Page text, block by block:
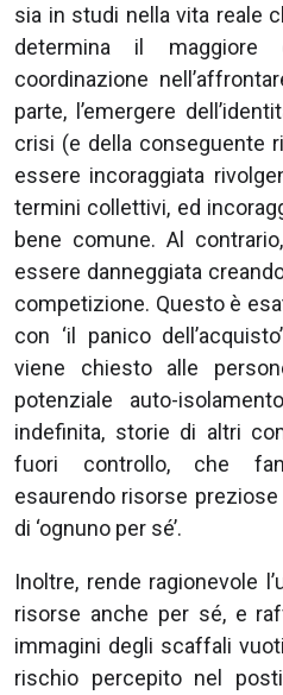
sia in studi nella vita reale
determina il
coordinazione
parte, l’emergere
crisi (e della conseguente
essere incoraggiata
termini collettivi, ed
bene comune. Al
essere danneggiata
competizione. Questo è
con ‘il panico
viene chiesto alle
potenziale auto-
indefinita, storie di altri
fuori controllo, che
esaurendo risorse
di ‘ognuno per sé’.
Inoltre, rende ragionevole
risorse anche per sé, e
immagini degli scaffali
rischio percepito nel